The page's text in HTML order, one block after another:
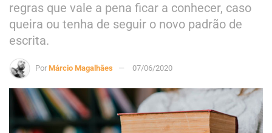
regras que vale a pena ficar a conhecer, caso
queira ou tenha de seguir o novo padrão de
escrita.
Por Márcio Magalhães 07/06/2020